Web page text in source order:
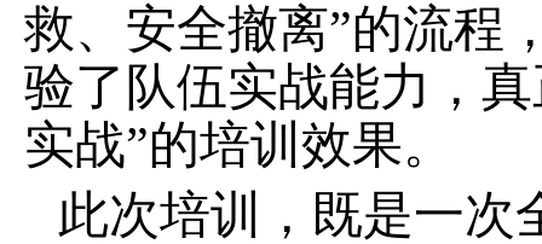
救、安全撤离”的流程
验了队伍实战能力，
实战”的培训效果。
此次培训，既是一次